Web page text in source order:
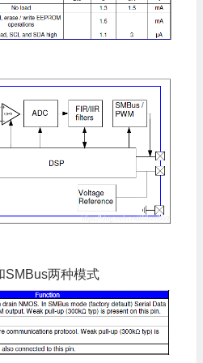
SMBus两种模式